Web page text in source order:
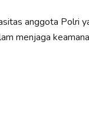
anggota Polri
menjaga